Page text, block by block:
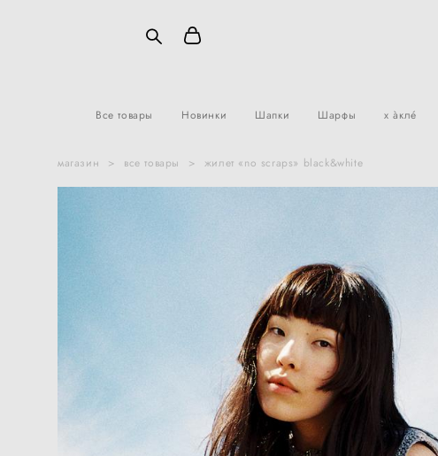
Все товары Новинки Шапки Шарфы x àклé
магазин > все товары > жилет «no scraps» black&white